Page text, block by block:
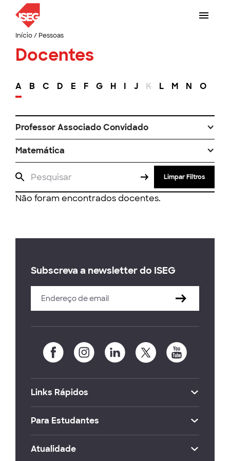
Início/ Pessoas
Docentes
A B C D E F G H I J K L M N O
Professor Associado Convidado
Matemática
Limpar Filtros
Não foram encontrados docentes.
Subscreva a newsletter do ISEG
Links Rápidos
Para Estudantes
Atualidade